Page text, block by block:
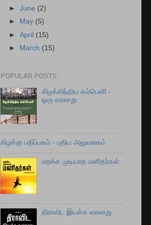
►June (2)
►
May (5)
►April (15)
► March (15)
POPULAR POSTS
கிழக்கிந்திய கம்பெனி -
ஒரு வரலாறு
கிழக்கு பதிப்பகம் - புதிய அலுவலகம்
மறக்க முடியாத மனிதர்கள்
திராவிட இயக்க வரலாறு